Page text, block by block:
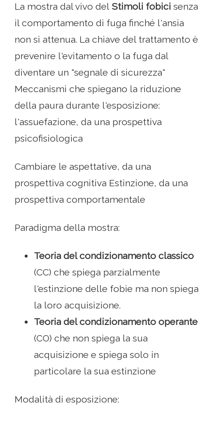
La mostra dal vivo del Stimoli fobici senza
il comportamento di fuga finché l'ansia
non si attenua. La chiave del trattamento è
prevenire l'evitamento o la fuga dal
diventare un "segnale di sicurezza"
Meccanismi che spiegano la riduzione
della paura durante l'esposizione:
l'assuefazione, da una prospettiva
psicofisiologica
Cambiare le aspettative, da una
prospettiva cognitiva Estinzione, da una
prospettiva comportamentale
Paradigma della mostra:
Teoria del condizionamento classico
(CC) che spiega parzialmente
l'estinzione delle fobie ma non spiega
la loro acquisizione.
Teoria del condizionamento operante
(CO) che non spiega la sua
acquisizione e spiega solo in
particolare la sua estinzione
Modalità di esposizione: